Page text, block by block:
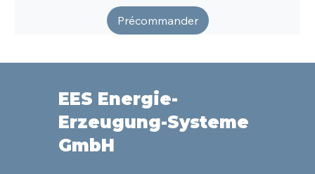
Précommander
EES Energie-
Erzeugung-Systeme
GmbH